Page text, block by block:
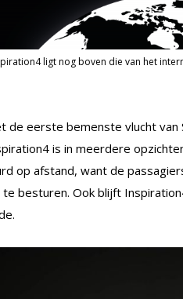
ligt nog boven die van het
de eerste bemenste vlucht
is in meerdere
op afstand, want de
besturen. Ook blijft